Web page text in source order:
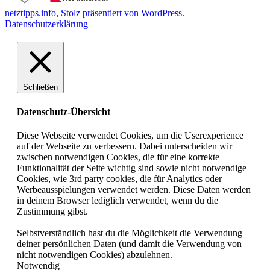
netztipps.info, Stolz präsentiert von WordPress.
Datenschutzerklärung
Schließen
Datenschutz-Übersicht
Diese Webseite verwendet Cookies, um die Userexperience
auf der Webseite zu verbessern. Dabei unterscheiden wir
zwischen notwendigen Cookies, die für eine korrekte
Funktionalität der Seite wichtig sind sowie nicht notwendige
Cookies, wie 3rd party cookies, die für Analytics oder
Werbeausspielungen verwendet werden. Diese Daten werden
in deinem Browser lediglich verwendet, wenn du die
Zustimmung gibst.
Selbstverständlich hast du die Möglichkeit die Verwendung
deiner persönlichen Daten (und damit die Verwendung von
nicht notwendigen Cookies) abzulehnen.
Notwendig